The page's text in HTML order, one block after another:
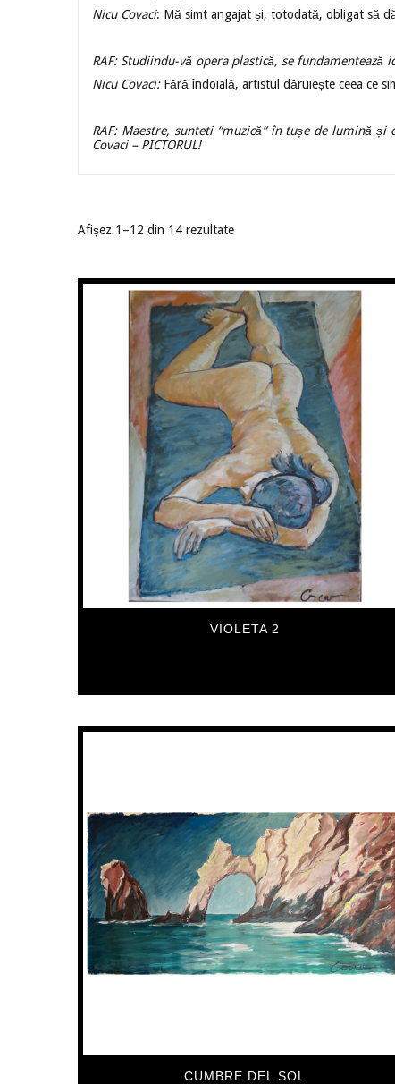
Nicu Covaci: Mă simt angajat și, totodată, obligat să
RAF: Studiindu-vă opera plastică, se
Nicu Covaci: Fără îndoială, artistul dăruiește ceea ce
RAF: Maestre, sunteti “muzică“ în tușe de lumină
Covaci – PICTORUL!
Afișez 1–12 din 14 rezultate
VIOLETA 2
CUMBRE DEL SOL